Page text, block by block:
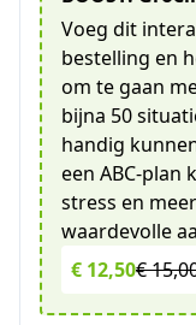
Voeg dit
bestelling en
om te gaan
bijna 50
handig
een ABC-
stress en
waardevolle
€ 12,50€